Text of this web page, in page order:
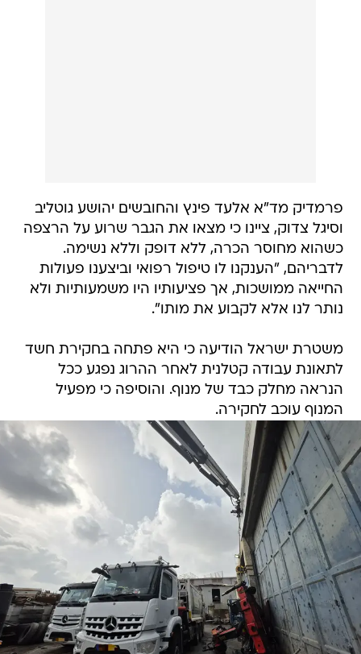
פרמדיק מד"א אלעד פינץ והחובשים יהושע גוטליב
וסיגל צדוק, ציינו כי מצאו את הגבר שרוע על הרצפה
כשהוא מחוסר הכרה, ללא דופק וללא נשימה.
לדבריהם, "הענקנו לו טיפול רפואי וביצענו פעולות
החייאה ממושכות, אך פציעותיו היו משמעותיות ולא
נותר לנו אלא לקבוע את מותו".
משטרת ישראל הודיעה כי היא פתחה בחקירת חשד
לתאונת עבודה קטלנית לאחר ההרוג נפגע ככל
הנראה מחלק כבד של מנוף. והוסיפה כי מפעיל
המנוף עוכב לחקירה.